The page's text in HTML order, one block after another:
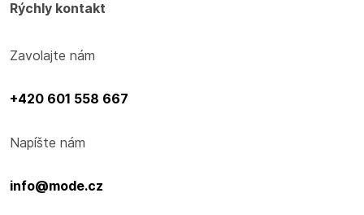
Rýchly kontakt
Zavolajte nám
+420 601 558 667
Napíšte nám
info@mode.cz